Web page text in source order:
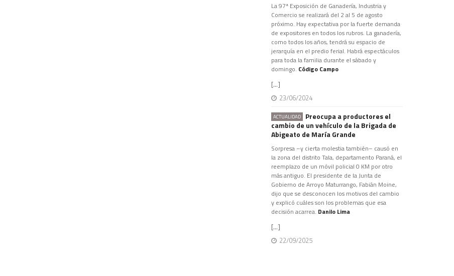
La 97ª Exposición de Ganadería, Industria y
Comercio se realizará del 2 al 5 de agosto
próximo. Hay expectativa por la fuerte demanda
de expositores en todos los rubros. La ganadería,
como todos los años, tendrá su espacio de
jerarquía en el predio ferial. Habrá espectáculos
para toda la familia durante el sábado y
domingo. Código Campo
[...]
23/06/2024
ACTUALIDAD
Preocupa a productores el
cambio de un vehículo de la Brigada de
Abigeato de María Grande
Sorpresa –y cierta molestia también– causó en
la zona del distrito Tala, departamento Paraná, el
reemplazo de un móvil policial 0 KM por otro
más antiguo. El presidente de la Junta de
Gobierno de Arroyo Maturrango, Fabián Moine,
dijo que se desconocen los motivos del cambio
y explicó cuáles son los problemas que esa
decisión acarrea. Danilo Lima
[...]
22/09/2025